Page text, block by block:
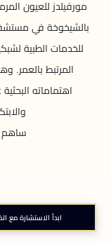
مورفيلدز للعيون
بالشيخوخة في مستشفى
للخدمات الطبية
المرتبط بالعمر.
اهتماماته
ساهم
ابدأ الاستشارة مع